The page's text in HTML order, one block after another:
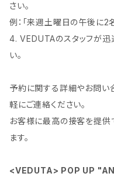
さい。
例：「来週土曜日の午後に2
4. VEDUTAのスタッフが迅
い。
予約に関する詳細やお問い
軽にご連絡ください。
お客様に最高の接客を提供
ます。
<VEDUTA> POP UP